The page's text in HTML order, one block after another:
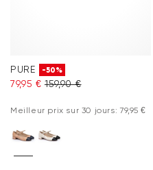
PURE -50%
79,95 € 159,90 €
Meilleur prix sur 30 jours: 79,95 €